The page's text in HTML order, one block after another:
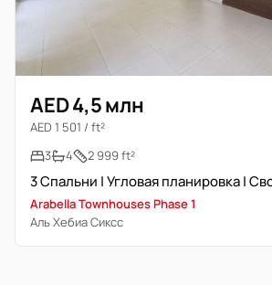
AED 4,5 млн
AED 1 501 / ft²
3
4 2 999 ft²
Arabella Townhouses Phase 1
Аль Хебиа Сиксс